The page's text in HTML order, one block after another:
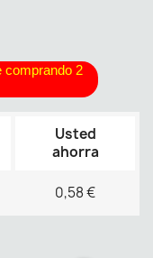
comprando 2
Usted
ahorra
0,58 €